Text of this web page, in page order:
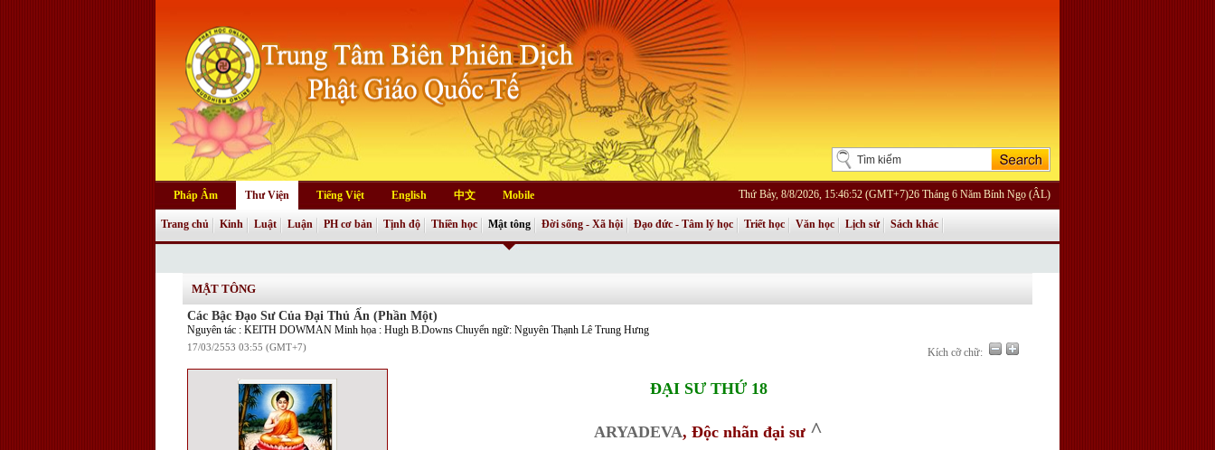
Pháp Âm Thư Viện Tiếng Việt English 中文 Mobile Thứ Bảy, 8/8/2026, 15:46:52 (GMT+7)26 Tháng 6 Năm Bính Ngọ (ÂL)
Trang chủ Kinh Luật Luận PH cơ bản Tịnh độ Thiền học Mật tông Đời sống - Xã hội Đạo đức - Tâm lý học Triết học Văn học Lịch sử Sách khác
MẬT TÔNG
Các Bậc Đạo Sư Của Đại Thủ Ấn (Phần Một)
Nguyên tác : KEITH DOWMAN Minh họa : Hugh B.Downs Chuyển ngữ: Nguyên Thạnh Lê Trung Hưng
17/03/2553 03:55 (GMT+7) Kích cỡ chữ:
ÐẠI SƯ THỨ 18
ARYADEVA, Ðộc nhãn đại sư ^